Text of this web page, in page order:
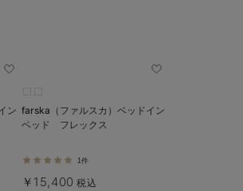
ン farska（ファルスカ）ベッドイン
ベッド フレックス
1件
￥15,400 税込